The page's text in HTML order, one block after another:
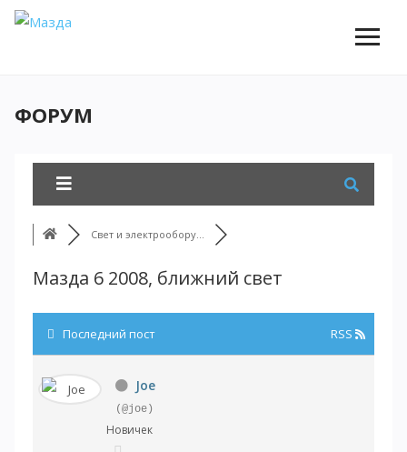
ФОРУМ
Свет и электрообору...
Мазда 6 2008, ближний свет
Последний пост RSS
Joe
(@joe)
Новичек